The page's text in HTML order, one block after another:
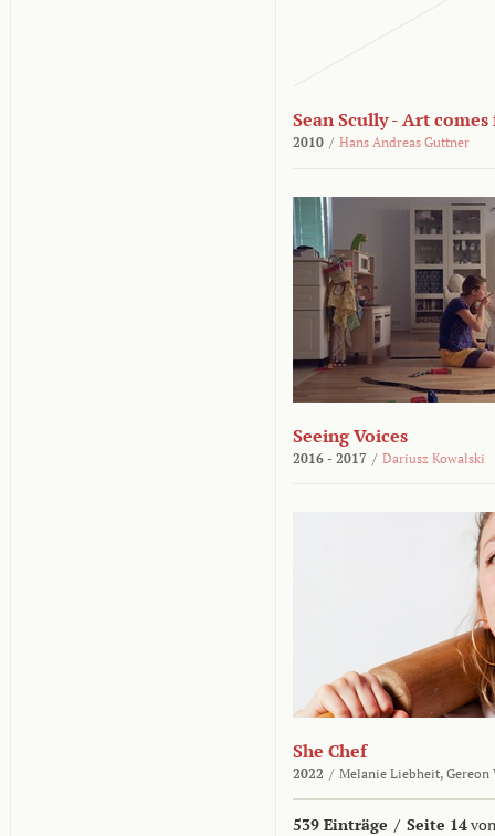
Sean Scully - Art
2010 / Hans Andreas Guttner
Seeing Voices
2016 - 2017 / Dariusz Kowalski
She Chef
2022 / Melanie Liebheit, Gereon
539 Einträge / Seite 14